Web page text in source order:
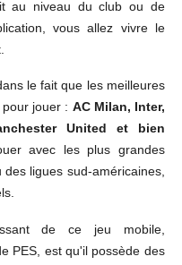
au niveau du club ou de
vous allez vivre le
le fait que les meilleures
jouer : AC Milan, Inter,
United et bien
avec les plus grandes
ligues sud-américaines,
de ce jeu mobile,
PES, est qu'il possède des